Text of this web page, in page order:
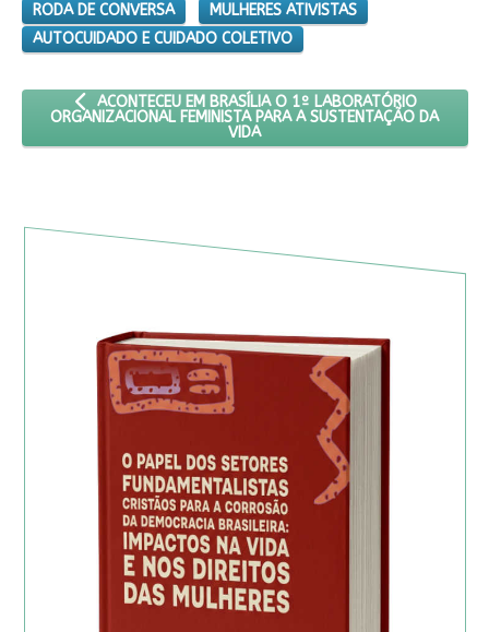
RODA DE CONVERSA
MULHERES ATIVISTAS
AUTOCUIDADO E CUIDADO COLETIVO
ARTIGO ANTERIOR: ACONTECEU EM BRASÍLIA O 1º
ACONTECEU EM BRASÍLIA O 1º LABORATÓRIO
ORGANIZACIONAL FEMINISTA PARA A SUSTENTAÇÃO DA
VIDA